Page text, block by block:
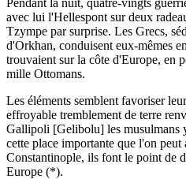
avec lui l'Hellespont sur deux
Tzympe par surprise. Les Grecs,
d'Orkhan, conduisent eux-mêmes
trouvaient sur la côte d'Europe, en
mille Ottomans.
Les éléments semblent favoriser
effroyable tremblement de terre
Gallipoli [Gelibolu] les musulmans
cette place importante que l'on peut
Constantinople, ils font le point de
Europe (*).